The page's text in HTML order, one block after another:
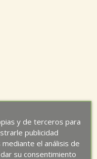
y de terceros para
publicidad
el análisis de
su consentimiento